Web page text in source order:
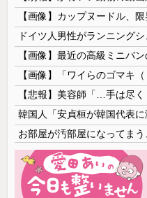
【画像】カップヌードル、
【画像】最近の高級ミニバ
【画像】「ワイらのゴマキ（
【悲報】美容師「…手は尽
お部屋が汚部屋になってまう